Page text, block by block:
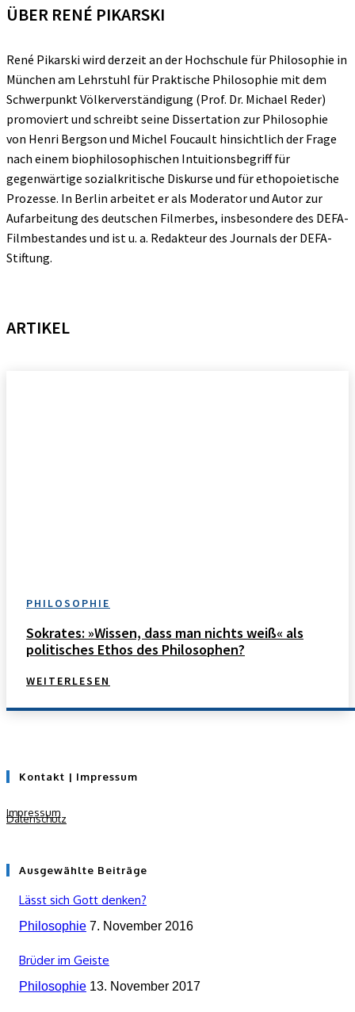
ÜBER RENÉ PIKARSKI
René Pikarski wird derzeit an der Hochschule für Philosophie in
München am Lehrstuhl für Praktische Philosophie mit dem
Schwerpunkt Völkerverständigung (Prof. Dr. Michael Reder)
promoviert und schreibt seine Dissertation zur Philosophie
von Henri Bergson und Michel Foucault hinsichtlich der Frage
nach einem biophilosophischen Intuitionsbegriff für
gegenwärtige sozialkritische Diskurse und für ethopoietische
Prozesse. In Berlin arbeitet er als Moderator und Autor zur
Aufarbeitung des deutschen Filmerbes, insbesondere des DEFA-
Filmbestandes und ist u. a. Redakteur des Journals der DEFA-
Stiftung.
ARTIKEL
PHILOSOPHIE
Sokrates: »Wissen, dass man nichts weiß« als
politisches Ethos des Philosophen?
WEITERLESEN
Kontakt | Impressum
Impressum
Datenschutz
Ausgewählte Beiträge
Lässt sich Gott denken?
Philosophie 7. November 2016
Brüder im Geiste
Philosophie 13. November 2017